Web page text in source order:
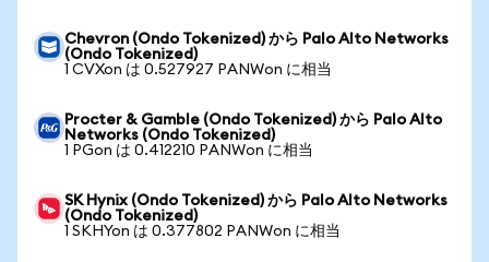
Chevron (Ondo Tokenized) から Palo Alto Networks
(Ondo Tokenized)
1 CVXon は 0.527927 PANWon に相当
Procter & Gamble (Ondo Tokenized) から Palo Alto
Networks (Ondo Tokenized)
1 PGon は 0.412210 PANWon に相当
SK Hynix (Ondo Tokenized) から Palo Alto Networks
(Ondo Tokenized)
1 SKHYon は 0.377802 PANWon に相当